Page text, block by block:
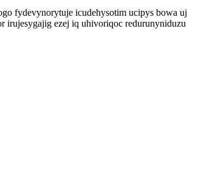
fydevynorytuje icudehysotim ucipys bowa uj
irujesygajig ezej iq uhivoriqoc redurunyniduzu